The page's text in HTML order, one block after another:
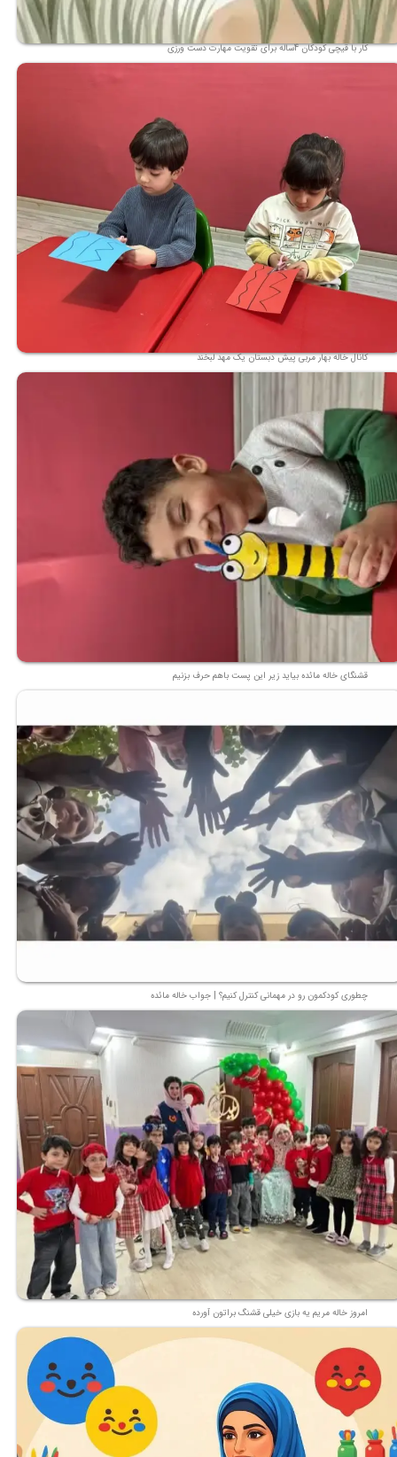
کار با قیچی کودکان 4ساله برای تقویت مهارت دست ورزی
کانال خاله بهار مربی پیش دبستان یک مهد لبخند
قشنگای خاله مائده بیاید زیر این پست باهم حرف بزنیم
چطوری کودکمون رو در مهمانی کنترل کنیم؟ | جواب خاله مائده
امروز خاله مریم یه بازی خیلی قشنگ براتون آورده